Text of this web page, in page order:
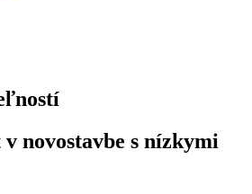
novostavbe s nízkymi